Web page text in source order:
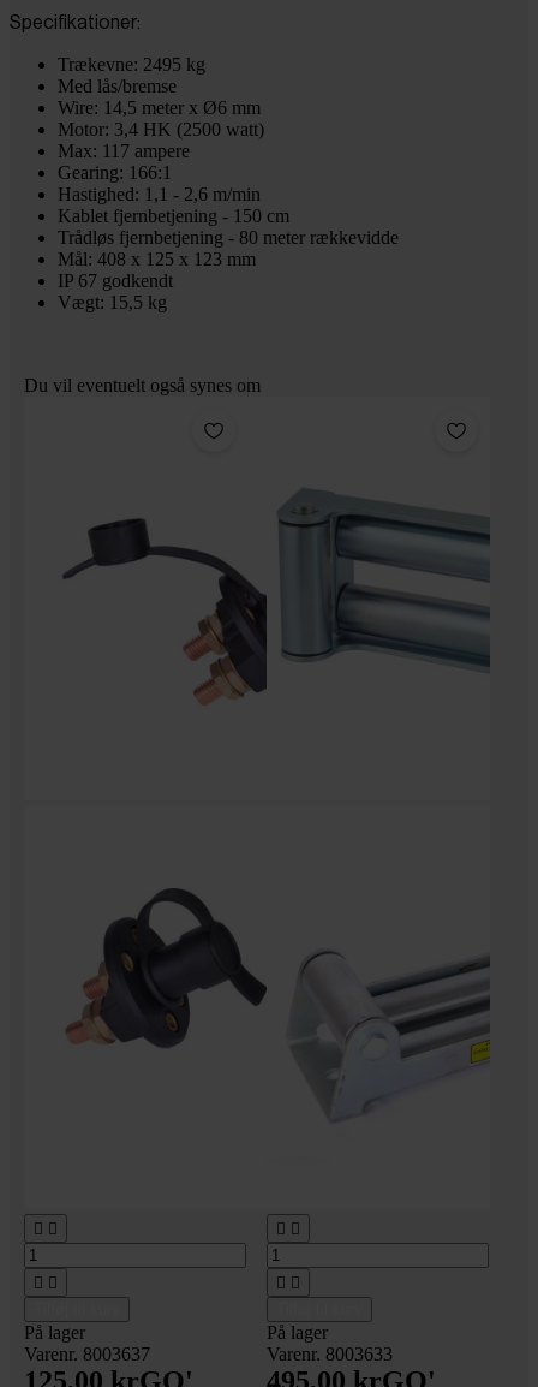
Specifikationer:
Trækevne: 2495 kg
Med lås/bremse
Wire: 14,5 meter x Ø6 mm
Motor: 3,4 HK (2500 watt)
Max: 117 ampere
Gearing: 166:1
Hastighed: 1,1 - 2,6 m/min
Kablet fjernbetjening - 150 cm
Trådløs fjernbetjening - 80 meter rækkevidde
Mål: 408 x 125 x 123 mm
IP 67 godkendt
Vægt: 15,5 kg
Du vil eventuelt også synes om
 
 
På lager
Varenr. 8003637
125,00 krGO'
 
 
På lager
Varenr. 8003633
495,00 krGO'